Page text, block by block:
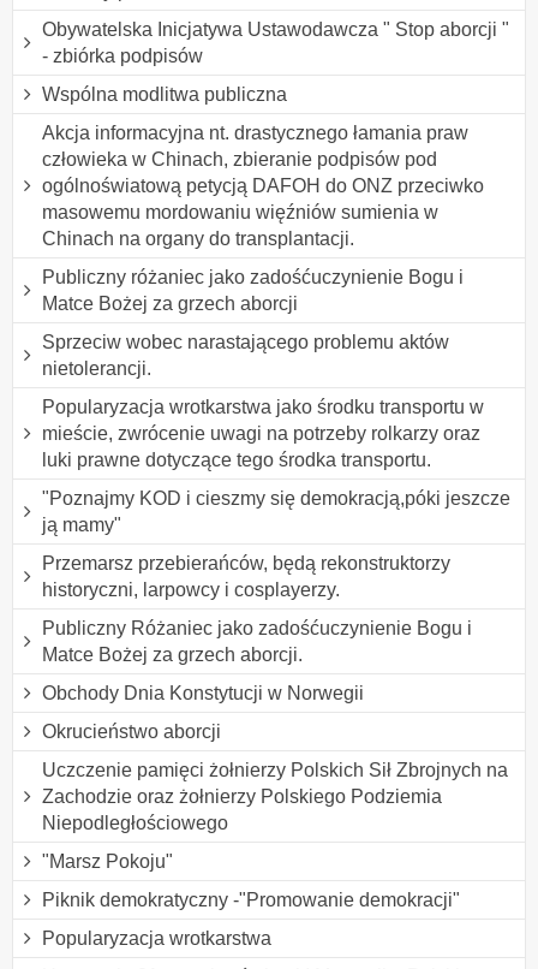
Obywatelska Inicjatywa Ustawodawcza " Stop aborcji "
- zbiórka podpisów
Wspólna modlitwa publiczna
Akcja informacyjna nt. drastycznego łamania praw
człowieka w Chinach, zbieranie podpisów pod
ogólnoświatową petycją DAFOH do ONZ przeciwko
masowemu mordowaniu więźniów sumienia w
Chinach na organy do transplantacji.
Publiczny różaniec jako zadośćuczynienie Bogu i
Matce Bożej za grzech aborcji
Sprzeciw wobec narastającego problemu aktów
nietolerancji.
Popularyzacja wrotkarstwa jako środku transportu w
mieście, zwrócenie uwagi na potrzeby rolkarzy oraz
luki prawne dotyczące tego środka transportu.
"Poznajmy KOD i cieszmy się demokracją,póki jeszcze
ją mamy"
Przemarsz przebierańców, będą rekonstruktorzy
historyczni, larpowcy i cosplayerzy.
Publiczny Różaniec jako zadośćuczynienie Bogu i
Matce Bożej za grzech aborcji.
Obchody Dnia Konstytucji w Norwegii
Okrucieństwo aborcji
Uczczenie pamięci żołnierzy Polskich Sił Zbrojnych na
Zachodzie oraz żołnierzy Polskiego Podziemia
Niepodległościowego
"Marsz Pokoju"
Piknik demokratyczny -"Promowanie demokracji"
Popularyzacja wrotkarstwa